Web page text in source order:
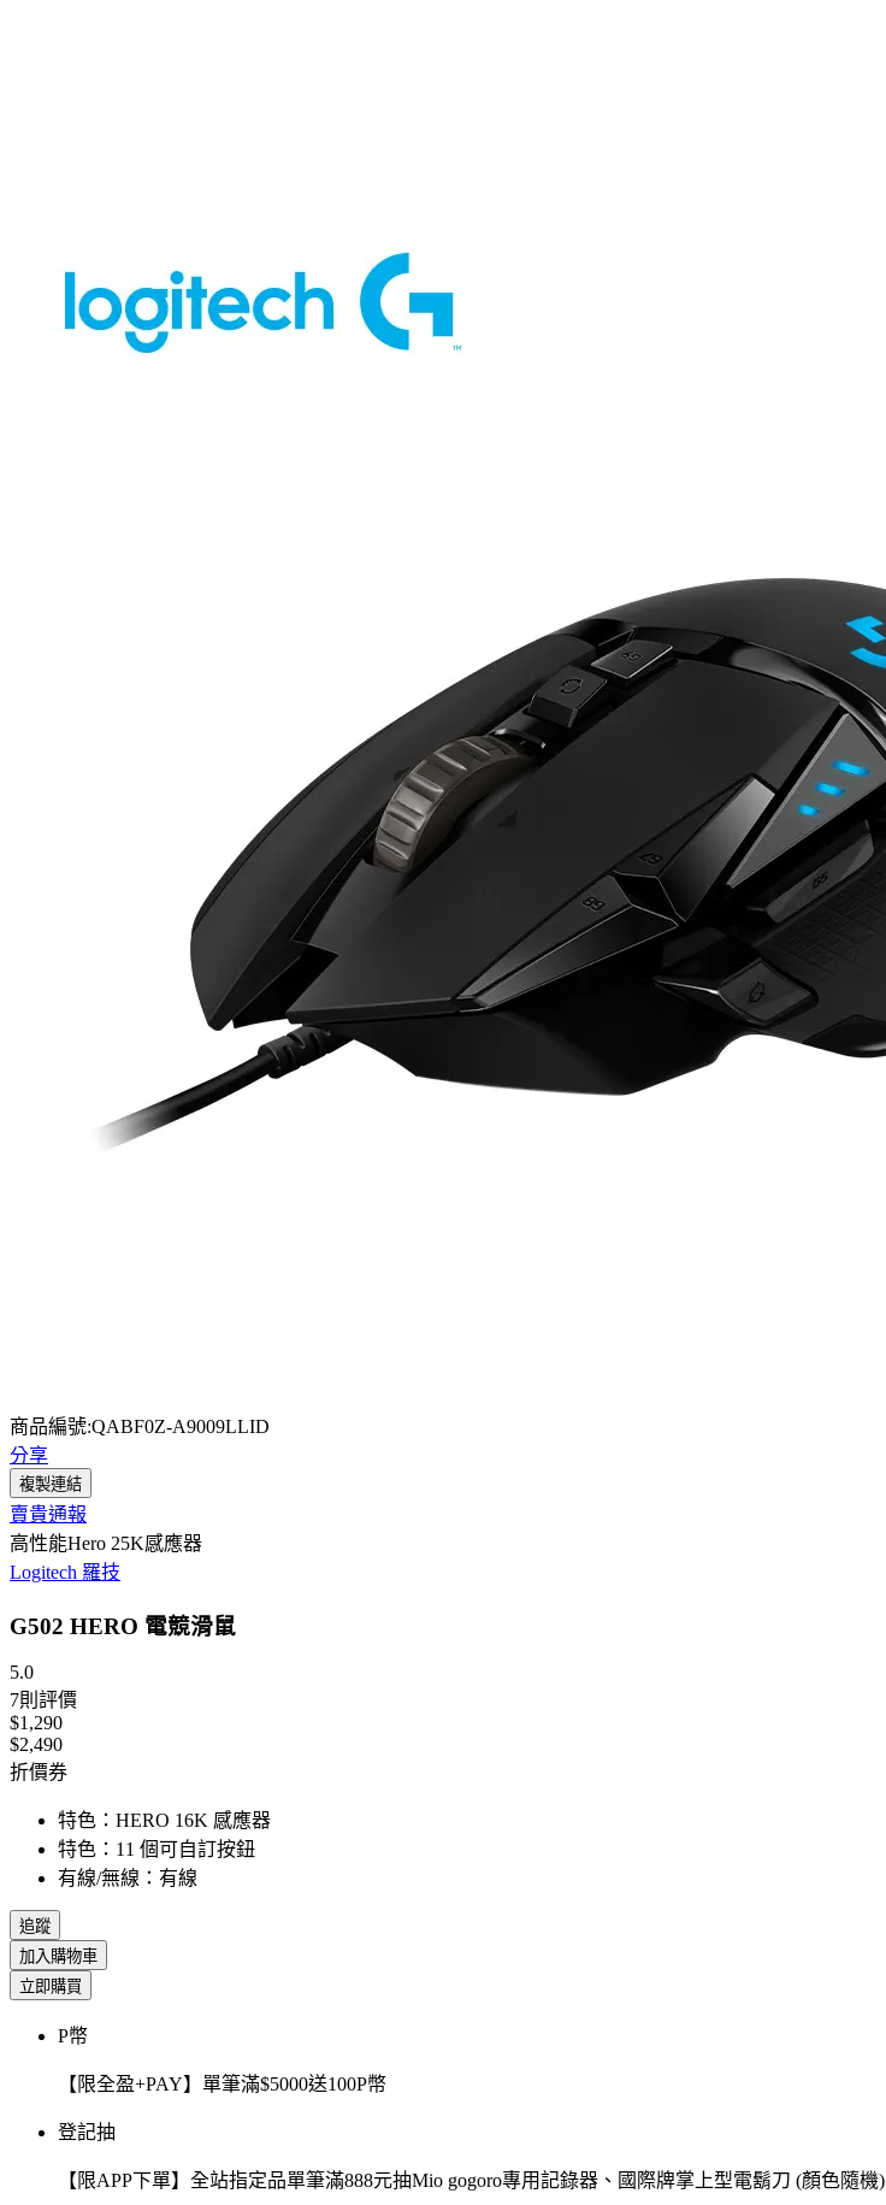
商品編號:QABF0Z-A9009LLID
分享
複製連結
賣貴通報
高性能Hero 25K感應器
Logitech 羅技
G502 HERO 電競滑鼠
5.0
7則評價
$1,290
$2,490
折價券
特色：HERO 16K 感應器
特色：11 個可自訂按鈕
有線/無線：有線
追蹤
加入購物車
立即購買
P幣
【限全盈+PAY】單筆滿$5000送100P幣
登記抽
【限APP下單】全站指定品單筆滿888元抽Mio gogoro專用記錄器、國際牌掌上型電鬍刀 (顏色隨機)